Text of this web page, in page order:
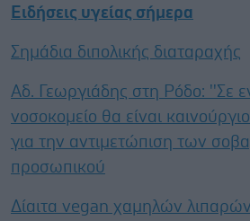
Ειδήσεις υγείας σήμερα
Σημάδια διπολικής διαταραχής
Αδ. Γεωργιάδης στη Ρόδο: ''Σε
νοσοκομείο θα είναι
για την αντιμετώπιση των
προσωπικού
Δίαιτα vegan χαμηλών